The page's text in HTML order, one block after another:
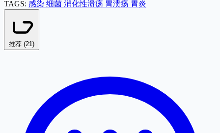
TAGS: 感染 细菌 消化性溃疡 胃溃疡 胃炎
推荐 (21)